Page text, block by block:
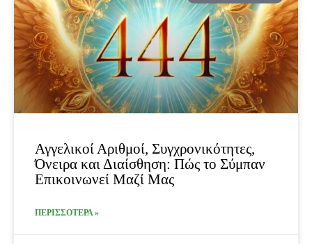
Αγγελικοί Αριθμοί, Συγχρονικότητες,
Όνειρα και Διαίσθηση: Πώς το Σύμπαν
Επικοινωνεί Μαζί Μας
ΠΕΡΙΣΣΟΤΕΡΑ »